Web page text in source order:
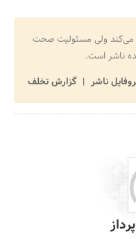
می‌کند ولی مسئولیت صحت
ناشر است.
ناشر
گزارش تخلف